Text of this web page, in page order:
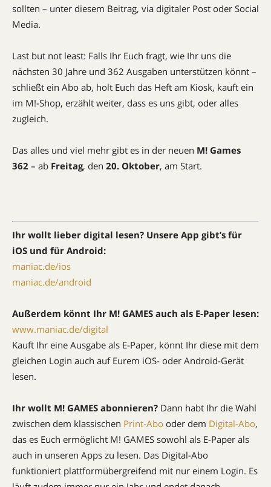
sollten – unter diesem Beitrag, via digitaler Post oder Social
Media.
Last but not least: Falls Ihr Euch fragt, wie Ihr uns die
nächsten 30 Jahre und 362 Ausgaben unterstützen könnt –
schließt ein Abo ab, holt Euch das Heft am Kiosk, kauft ein
im M!-Shop, erzählt weiter, dass es uns gibt, oder alles
zugleich.
Das alles und viel mehr gibt es in der neuen M! Games
362 – ab Freitag, den 20. Oktober, am Start.
Ihr wollt lieber digital lesen? Unsere App gibt’s für
iOS und für Android:
maniac.de/ios
maniac.de/android
Außerdem könnt Ihr M! GAMES auch als E-Paper lesen:
www.maniac.de/digital
Kauft Ihr eine Ausgabe als E-Paper, könnt Ihr diese mit dem
gleichen Login auch auf Eurem iOS- oder Android-Gerät
lesen.
Ihr wollt M! GAMES abonnieren? Dann habt Ihr die Wahl
zwischen dem klassischen Print-Abo oder dem Digital-Abo,
das es Euch ermöglicht M! GAMES sowohl als E-Paper als
auch in unseren Apps zu lesen. Das Digital-Abo
funktioniert plattformübergreifend mit nur einem Login. Es